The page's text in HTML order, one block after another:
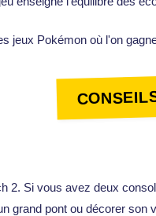
jeux Pokémon où l'on
2. Si vous avez deux
grand pont ou décorer son